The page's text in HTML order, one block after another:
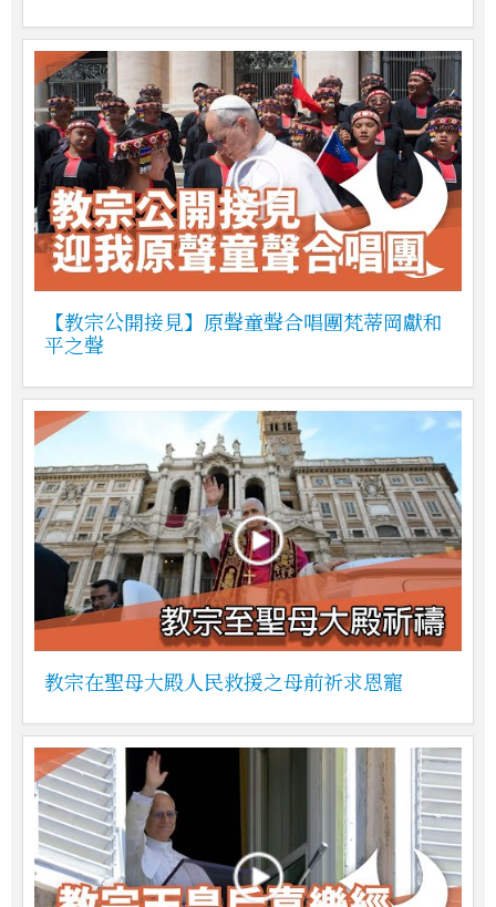
【教宗公開接見】原聲童聲合唱團梵蒂岡獻和
平之聲
教宗在聖母大殿人民救援之母前祈求恩寵